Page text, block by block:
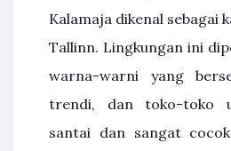
Kalamaja dikenal sebagai
Tallinn. Lingkungan ini
warna-warni yang
trendi, dan toko-toko
santai dan sangat